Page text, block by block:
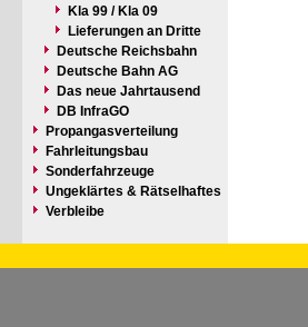
Kla 99 / Kla 09
Lieferungen an Dritte
Deutsche Reichsbahn
Deutsche Bahn AG
Das neue Jahrtausend
DB InfraGO
Propangasverteilung
Fahrleitungsbau
Sonderfahrzeuge
Ungeklärtes & Rätselhaftes
Verbleibe